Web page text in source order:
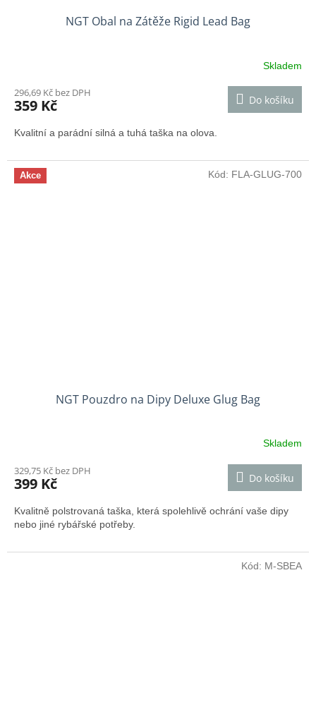
NGT Obal na Zátěže Rigid Lead Bag
Skladem
296,69 Kč bez DPH
359 Kč Do košíku
Kvalitní a parádní silná a tuhá taška na olova.
Akce
NGT Pouzdro na Dipy Deluxe Glug Bag
Skladem
329,75 Kč bez DPH
399 Kč Do košíku
Kvalitně polstrovaná taška, která spolehlivě ochrání vaše dipy
nebo jiné rybářské potřeby.
Kód: FLA-GLUG-700
Kód: M-SBEA